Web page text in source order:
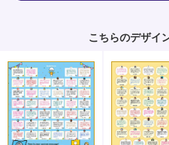
こちらのデザイ